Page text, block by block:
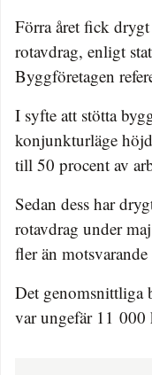
Förra året fick
rotavdrag, enligt
Byggföretagen
I syfte att stötta
konjunkturläge
till 50 procent av
Sedan dess har
rotavdrag under
fler än
Det genomsnittliga
var ungefär 11 000